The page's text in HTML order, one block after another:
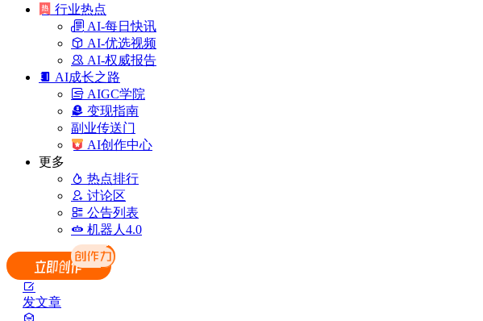
行业热点
AI-每日快讯
AI-优选视频
AI-权威报告
AI成长之路
AIGC学院
变现指南
副业传送门
AI创作中心
更多
热点排行
讨论区
公告列表
机器人4.0
发文章